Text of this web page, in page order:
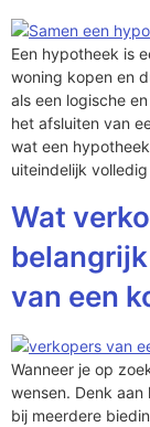
Een hypotheek is
woning kopen en
als een logische
het afsluiten van
wat een
uiteindelijk
Wat
van een
Wanneer je op
wensen. Denk
bij meerdere